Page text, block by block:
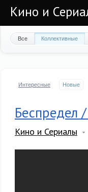
Кино и
Все Коллективные
Интересные Новые
Беспредел
Кино и Сериалы